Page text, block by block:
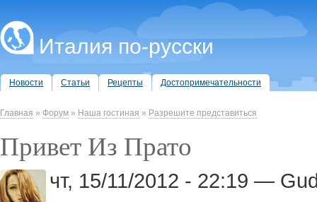
Италия по-русски
Новости Статьи Рецепты Достопримечательности
Главная » Форум » Наша гостиная » Разрешите представиться
Привет Из Прато
чт, 15/11/2012 - 22:19 —